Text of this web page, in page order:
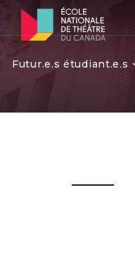
Futur.e.s étudiant.e.s